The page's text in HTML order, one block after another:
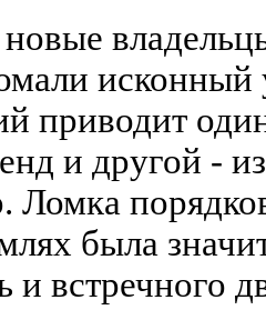
исконный
приводит
и другой -
была
и встречного